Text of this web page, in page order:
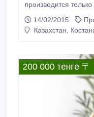
производится
импортном оборудовании.
молочное сахарное печенье
печенье
14/02/2015
Казахстан,
200 000 тенге 〒